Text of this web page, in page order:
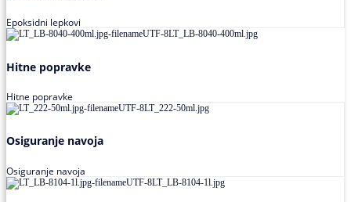
Epoksidni lepkovi
Hitne popravke
Hitne popravke
Osiguranje navoja
Osiguranje navoja